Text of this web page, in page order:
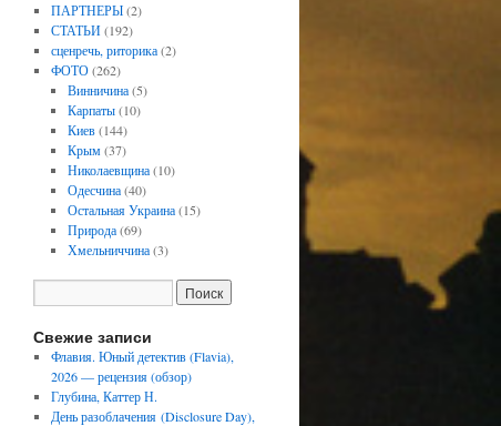
ПАРТНЕРЫ(2)
СТАТЬИ(192)
сценречь, риторика(2)
ФОТО(262)
Винничина(5)
Карпаты(10)
Киев(144)
Крым(37)
Николаевщина(10)
Одесчина(40)
Остальная Украина(15)
Природа(69)
Хмельниччина(3)
Свежие записи
Флавия. Юный детектив (Flavia),
2026 — рецензия (обзор)
Глубина, Каттер Н.
День разоблачения (Disclosure Day),